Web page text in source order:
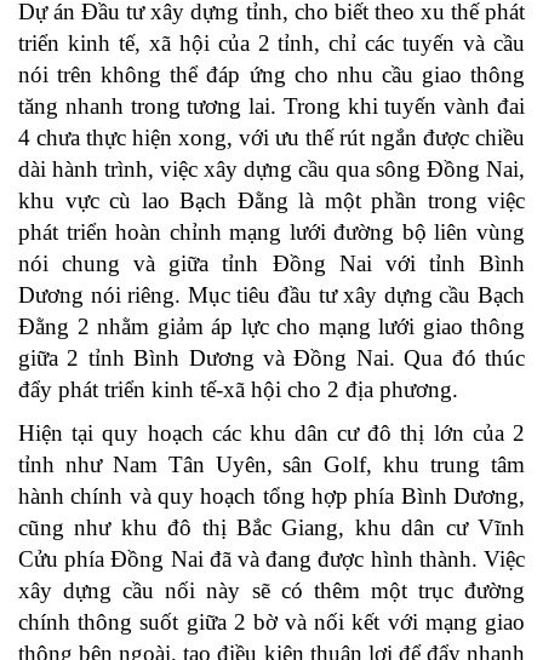
Dự án Đầu tư xây dựng tỉnh, cho biết theo xu thế phát
triển kinh tế, xã hội của 2 tỉnh, chỉ các tuyến và cầu
nói trên không thể đáp ứng cho nhu cầu giao thông
tăng nhanh trong tương lai. Trong khi tuyến vành đai
4 chưa thực hiện xong, với ưu thế rút ngắn được chiều
dài hành trình, việc xây dựng cầu qua sông Đồng Nai,
khu vực cù lao Bạch Đằng là một phần trong việc
phát triển hoàn chỉnh mạng lưới đường bộ liên vùng
nói chung và giữa tỉnh Đồng Nai với tỉnh Bình
Dương nói riêng. Mục tiêu đầu tư xây dựng cầu Bạch
Đằng 2 nhằm giảm áp lực cho mạng lưới giao thông
giữa 2 tỉnh Bình Dương và Đồng Nai. Qua đó thúc
đẩy phát triển kinh tế-xã hội cho 2 địa phương.
Hiện tại quy hoạch các khu dân cư đô thị lớn của 2
tỉnh như Nam Tân Uyên, sân Golf, khu trung tâm
hành chính và quy hoạch tổng hợp phía Bình Dương,
cũng như khu đô thị Bắc Giang, khu dân cư Vĩnh
Cửu phía Đồng Nai đã và đang được hình thành. Việc
xây dựng cầu nối này sẽ có thêm một trục đường
chính thông suốt giữa 2 bờ và nối kết với mạng giao
thông bên ngoài, tạo điều kiện thuận lợi để đẩy nhanh